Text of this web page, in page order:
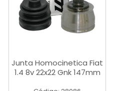
Junta Homocinetica Fiat
1.4 8v 22x22 Gnk 147mm